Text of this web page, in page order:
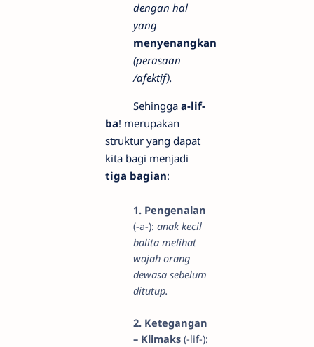
dengan hal
yang
menyenangkan
(perasaan
/afektif).
Sehingga a-lif-
ba! merupakan
struktur yang dapat
kita bagi menjadi
tiga bagian:
1. Pengenalan
(-a-): anak kecil
balita melihat
wajah orang
dewasa sebelum
ditutup.
2. Ketegangan
– Klimaks (-lif-):